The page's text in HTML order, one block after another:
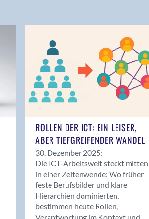
Andelfingen
Balsthal
Balzers
Bassersdorf
Benken (SG)
Bergdietikon
ROLLEN DER ICT: EIN LEISER,
ABER TIEFGREIFENDER WANDEL
30. Dezember 2025:
Die ICT-Arbeitswelt steckt mitten
in einer Zeitenwende: Wo früher
feste Berufsbilder und klare
Hierarchien dominierten,
bestimmen heute Rollen,
Verantwortung im Kontext und